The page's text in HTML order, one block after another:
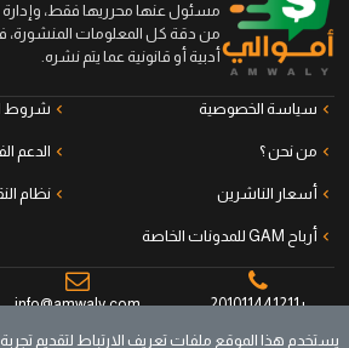
مسئول عنها محرريها فقط، وإدارة
من دقة كل المعلومات المنشورة،
أدبية أو قانونية عما يتم نشره.
سياسة الخصوصية شروط
من نحن ؟ الدعم
أسعار الناشرين نظام
أرباح GAM للمدونات الخاصة
+201011441211
info@amwaly.com
يستخدم هذا الموقع ملفات تعريف الارتباط لتقديم